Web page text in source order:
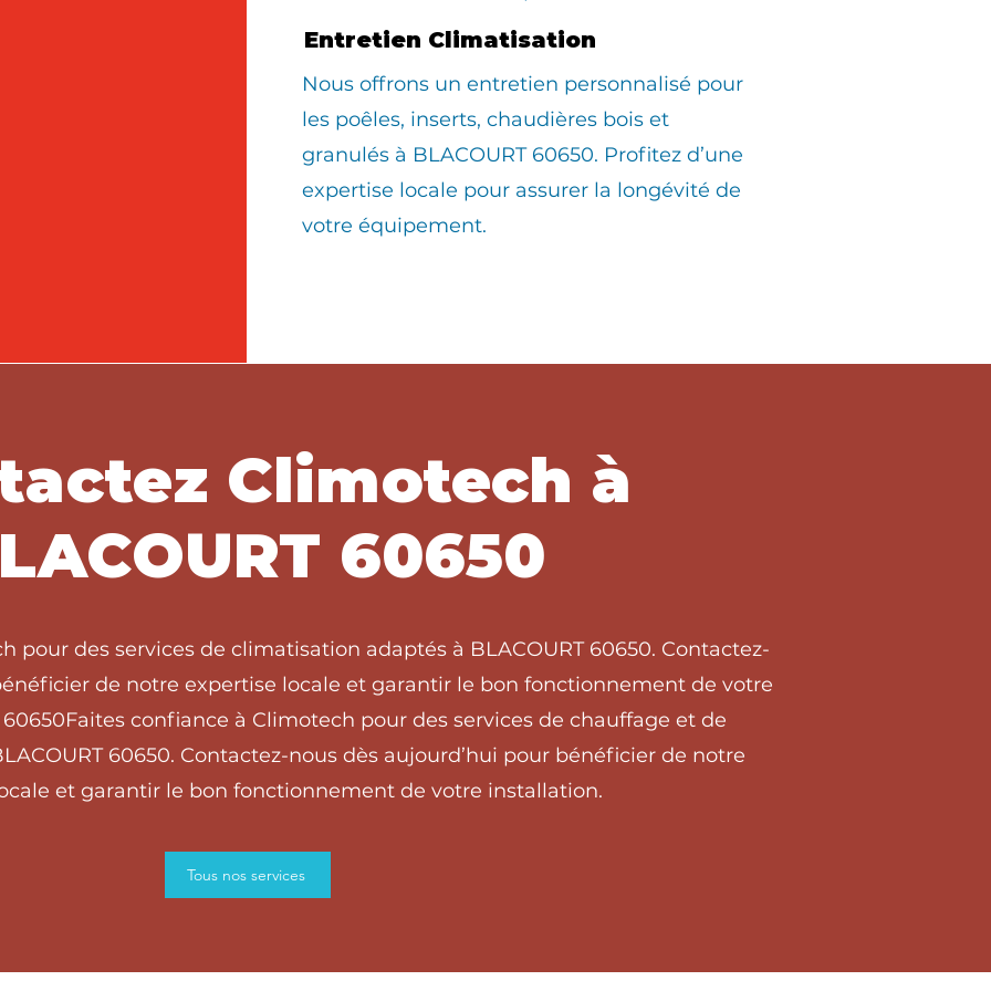
Entretien Climatisation
Nous offrons un entretien personnalisé pour
les poêles, inserts, chaudières bois et
granulés à BLACOURT 60650. Profitez d’une
expertise locale pour assurer la longévité de
votre équipement.
Climotech à
60650
pour des services de climatisation adaptés à BLACOURT 60650. Contactez-
de notre expertise locale et garantir le bon fonctionnement de votre
confiance à Climotech pour des services de chauffage et de
60650. Contactez-nous dès aujourd’hui pour bénéficier de notre
et garantir le bon fonctionnement de votre installation.
Tous nos services